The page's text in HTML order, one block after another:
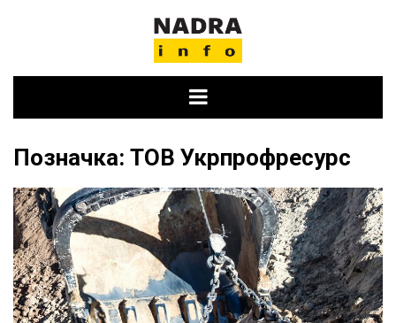
Позначка: ТОВ Укрпрофресурс